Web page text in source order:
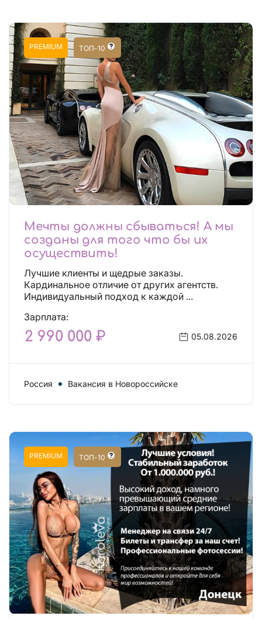
PREMIUM ТОП-10
Мечты должны сбываться! А мы
созданы для того что бы их
осуществить!
Лучшие клиенты и щедрые заказы.
Кардинальное отличие от других агентств.
Индивидуальный подход к каждой ...
Зарплата:
2 990 000 ₽ 05.08.2026
Россия Вакансия в Новороссийске
PREMIUM ТОП-10